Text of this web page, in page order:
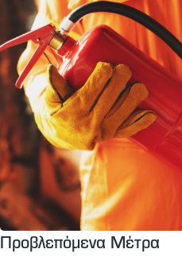
Προβλεπόμενα Μέτρα